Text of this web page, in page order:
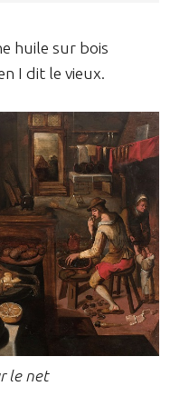
huile sur bois
I dit le vieux.
le net